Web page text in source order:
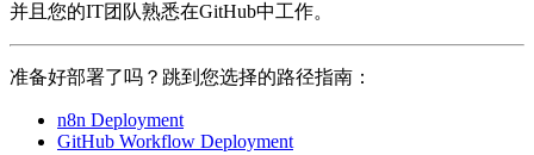
并且您的IT团队熟悉在GitHub中工作。
准备好部署了吗？跳到您选择的路径指南：
n8n Deployment
GitHub Workflow Deployment